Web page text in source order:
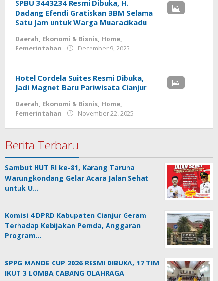
SPBU 3443234 Resmi Dibuka, H.
Dadang Efendi Gratiskan BBM Selama
Satu Jam untuk Warga Muaracikadu
Daerah, Ekonomi & Bisnis, Home,
Pemerintahan
December 9, 2025
Hotel Cordela Suites Resmi Dibuka,
Jadi Magnet Baru Pariwisata Cianjur
Daerah, Ekonomi & Bisnis, Home,
Pemerintahan
November 22, 2025
Berita Terbaru
Sambut HUT RI ke-81, Karang Taruna
Warungkondang Gelar Acara Jalan Sehat
untuk U…
Komisi 4 DPRD Kabupaten Cianjur Geram
Terhadap Kebijakan Pemda, Anggaran
Program…
SPPG MANDE CUP 2026 RESMI DIBUKA, 17 TIM
IKUT 3 LOMBA CABANG OLAHRAGA